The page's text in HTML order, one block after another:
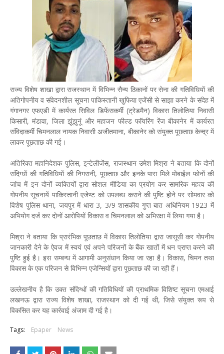
राज्य विशेष शाखा द्वारा राजस्थान में विभिन्न सैन्य ठिकानों पर सेना की गतिविधियों की
अतिगोपनीय व संवेदनशील सूचना पाकिस्तानी खुफिया एजेंसी से साझा करने के संदेह में
गंगानगर एफएडी में कार्यरत सिविल डिफेंसकर्मी (ट्रेडमैन) विकास तिलोतिया निवासी
किसारी, मंडावा, जिला झूंझुनूं और महाजन फील्ड फाॅयरिंग रेंज बीकानेर में कार्यरत
संविदाकर्मी चिमनलाल नायक निवासी अजीतमाना, बीकानेर को संयुक्त पूछताछ केन्द्र में
लाकर पूछताछ की गई।
अतिरिक्त महानिदेशक पुलिस, इन्टेलीजेंस, राजस्थान उमेश मिश्रा ने बताया कि दोनों
संदिग्धों की गतिविधियों की निगरानी, पूछताछ और इनके पास मिले मोबाईल फोनों की
जांच में इन दोनों व्यक्तियों द्वारा सोशल मीडिया का प्रयोग कर सामरिक महत्व की
गोपनीय सूचनायें पाकिस्तानी एजेण्ट को उपलब्ध कराने की पुष्टि होने पर सोमवार को
विशेष पुलिस थाना, जयपुर में धारा 3, 3/9 शासकीय गुप्त बात अधिनियम 1923 में
अभियोग दर्ज कर दोनों आरोपियों विकास व चिमनलाल को अभिरक्षा में लिया गया है।
मिश्रा ने बताया कि प्रारंभिक पूछताछ में विकास तिलोतिया द्वारा जासूसी कर गोपनीय
जानकारी देने के ऐवज में स्वयं एवं अपने परिजनों के बैंक खातों में धन प्राप्त करने की
पुष्टि हुई है। इस सम्बन्ध में आगामी अनुसंधान किया जा रहा है। विकास, चिमन तथा
विकास के एक परिजन से विभिन्न एजेन्सियों द्वारा पूछताछ की जा रही हैं।
उल्लेखनीय है कि उक्त संदिग्धों की गतिविधियों की प्राथमिक विशिष्ट सूचना एमआई
लखनऊ द्वारा राज्य विशेष शाखा, राजस्थान को दी गई थी, जिसे संयुक्त रूप से
विकसित कर यह कार्रवाई अंजाम दी गई है।
Tags: Epaper News